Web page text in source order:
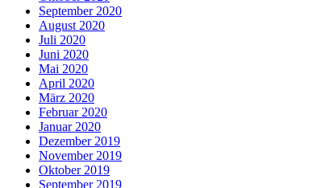
September 2020
August 2020
Juli 2020
Juni 2020
Mai 2020
April 2020
März 2020
Februar 2020
Januar 2020
Dezember 2019
November 2019
Oktober 2019
September 2019